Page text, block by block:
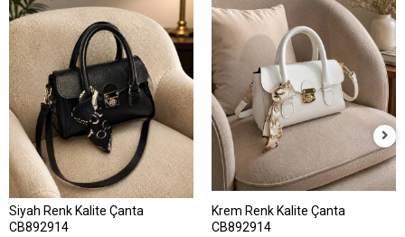
Siyah Renk Kalite Çanta
CB892914
Krem Renk Kalite Çanta
CB892914